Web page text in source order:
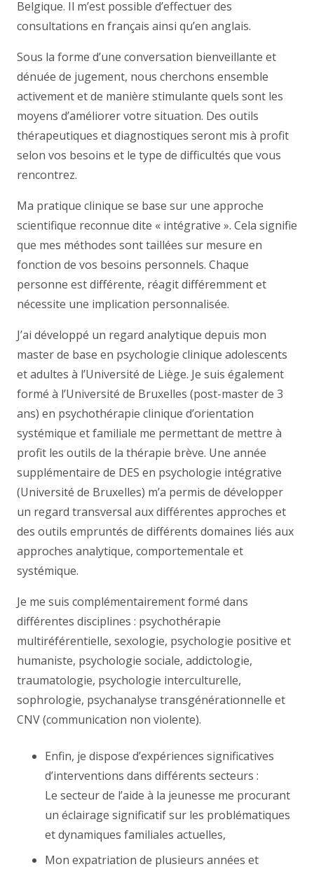
Belgique. Il m’est possible d’effectuer des
consultations en français ainsi qu’en anglais.
Sous la forme d’une conversation bienveillante et
dénuée de jugement, nous cherchons ensemble
activement et de manière stimulante quels sont les
moyens d’améliorer votre situation. Des outils
thérapeutiques et diagnostiques seront mis à profit
selon vos besoins et le type de difficultés que vous
rencontrez.
Ma pratique clinique se base sur une approche
scientifique reconnue dite « intégrative ». Cela signifie
que mes méthodes sont taillées sur mesure en
fonction de vos besoins personnels. Chaque
personne est différente, réagit différemment et
nécessite une implication personnalisée.
J’ai développé un regard analytique depuis mon
master de base en psychologie clinique adolescents
et adultes à l’Université de Liège. Je suis également
formé à l’Université de Bruxelles (post-master de 3
ans) en psychothérapie clinique d’orientation
systémique et familiale me permettant de mettre à
profit les outils de la thérapie brève. Une année
supplémentaire de DES en psychologie intégrative
(Université de Bruxelles) m’a permis de développer
un regard transversal aux différentes approches et
des outils empruntés de différents domaines liés aux
approches analytique, comportementale et
systémique.
Je me suis complémentairement formé dans
différentes disciplines : psychothérapie
multiréférentielle, sexologie, psychologie positive et
humaniste, psychologie sociale, addictologie,
traumatologie, psychologie interculturelle,
sophrologie, psychanalyse transgénérationnelle et
CNV (communication non violente).
Enfin, je dispose d’expériences significatives
d’interventions dans différents secteurs :
Le secteur de l’aide à la jeunesse me procurant
un éclairage significatif sur les problématiques
et dynamiques familiales actuelles,
Mon expatriation de plusieurs années et